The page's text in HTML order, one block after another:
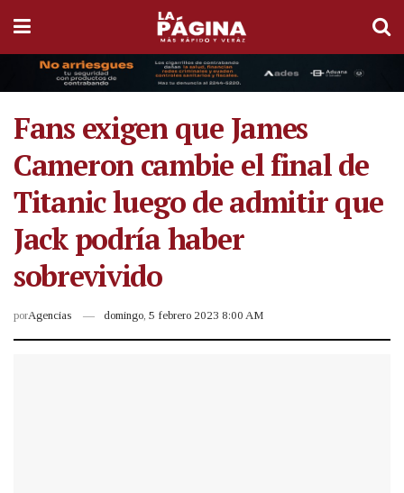
Fans exigen que James
Cameron cambie el final de
Titanic luego de admitir que
Jack podría haber
sobrevivido
porAgencias domingo, 5 febrero 2023 8:00 AM